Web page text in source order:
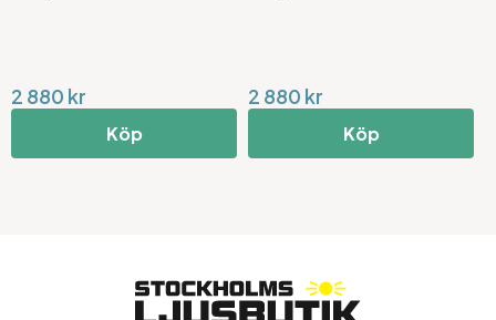
2 880 kr
Köp
2 880 kr
Köp